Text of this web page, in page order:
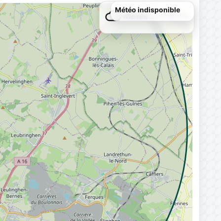
Météo…Chargement
Météo indisponible